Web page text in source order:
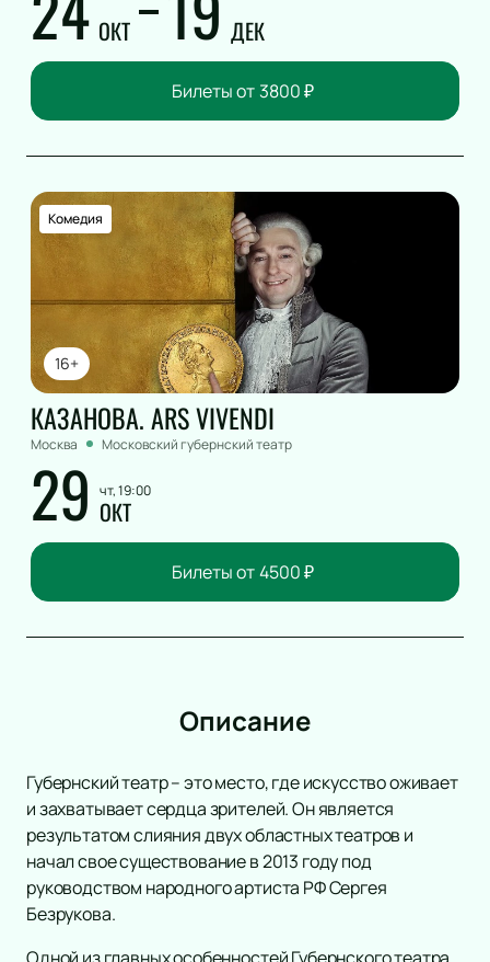
ОКТ ДЕК
Билеты от3800₽
16+
Комедия
КАЗАНОВА. ARS VIVENDI
Москва Московский губернский театр
29 чт, 19:00
ОКТ
Билеты от4500₽
Описание
Губернский театр – это место, где искусство оживает
и захватывает сердца зрителей. Он является
результатом слияния двух областных театров и
начал свое существование в 2013 году под
руководством народного артиста РФ Сергея
Безрукова.